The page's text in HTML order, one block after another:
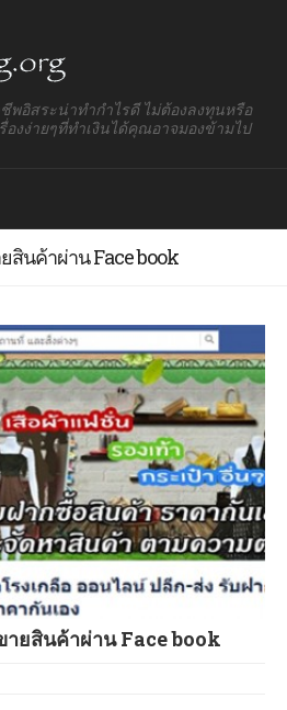
พอิสระน่าทำกำไรดี ไม่ต้องลงทุนหรือ
องง่ายๆที่ทำเงินได้คุณอาจมองข้ามไป
สินค้าผ่าน Face book
ยสินค้าผ่าน Face book